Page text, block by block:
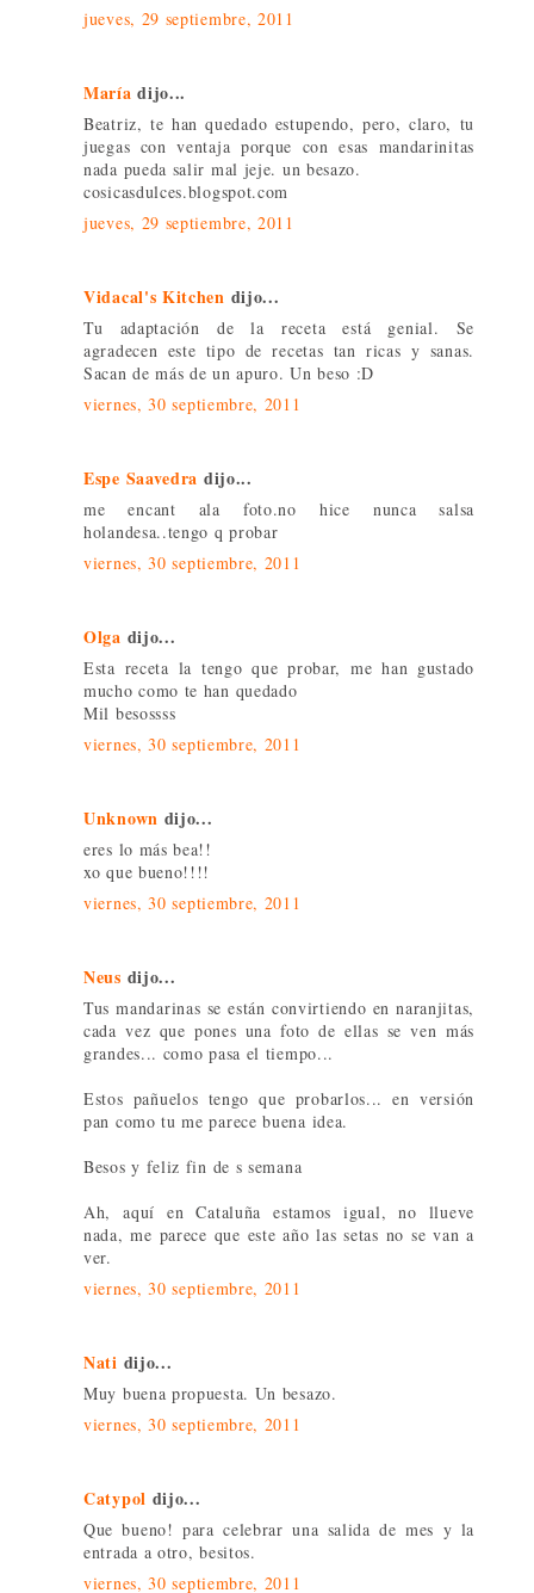
jueves, 29 septiembre, 2011
María dijo...
Beatriz, te han quedado estupendo, pero, claro, tu
juegas con ventaja porque con esas mandarinitas
nada pueda salir mal jeje. un besazo.
cosicasdulces.blogspot.com
jueves, 29 septiembre, 2011
Vidacal's Kitchen dijo...
Tu adaptación de la receta está genial. Se
agradecen este tipo de recetas tan ricas y sanas.
Sacan de más de un apuro. Un beso :D
viernes, 30 septiembre, 2011
Espe Saavedra dijo...
me encant ala foto.no hice nunca salsa
holandesa..tengo q probar
viernes, 30 septiembre, 2011
Olga dijo...
Esta receta la tengo que probar, me han gustado
mucho como te han quedado
Mil besossss
viernes, 30 septiembre, 2011
Unknown dijo...
eres lo más bea!!
xo que bueno!!!!
viernes, 30 septiembre, 2011
Neus dijo...
Tus mandarinas se están convirtiendo en naranjitas,
cada vez que pones una foto de ellas se ven más
grandes... como pasa el tiempo...
Estos pañuelos tengo que probarlos... en versión
pan como tu me parece buena idea.
Besos y feliz fin de s semana
Ah, aquí en Cataluña estamos igual, no llueve
nada, me parece que este año las setas no se van a
ver.
viernes, 30 septiembre, 2011
Nati dijo...
Muy buena propuesta. Un besazo.
viernes, 30 septiembre, 2011
Catypol dijo...
Que bueno! para celebrar una salida de mes y la
entrada a otro, besitos.
viernes, 30 septiembre, 2011